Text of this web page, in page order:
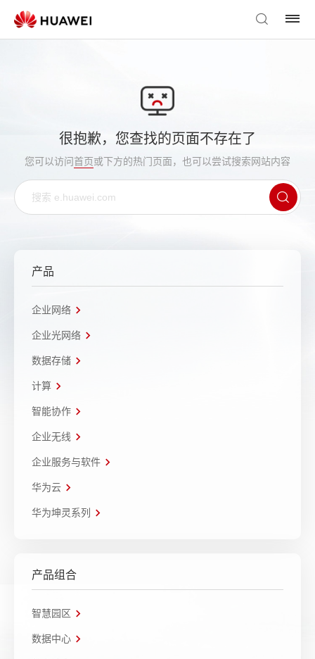
很抱歉，您查找的页面不存在了
您可以访问首页或下方的热门页面，也可以尝试搜索网站内容
产品
企业网络
企业光网络
数据存储
计算
智能协作
企业无线
企业服务与软件
华为云
华为坤灵系列
产品组合
智慧园区
数据中心